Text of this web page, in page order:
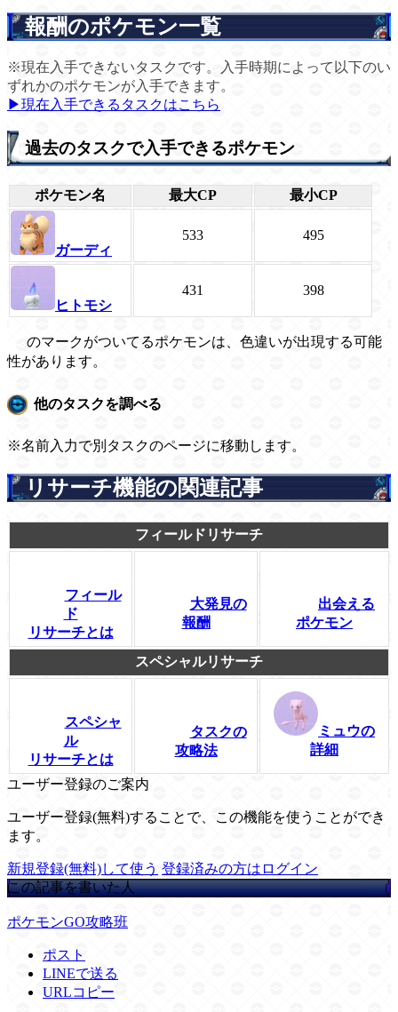
報酬のポケモン一覧
※現在入手できないタスクです。入手時期によって以下のい
ずれかのポケモンが入手できます。
▶現在入手できるタスクはこちら
過去のタスクで入手できるポケモン
ポケモン名 最大CP 最小CP
ガーディ
533 495
ヒトモシ
431 398
のマークがついてるポケモンは、色違いが出現する可能
性があります。
他のタスクを調べる
※名前入力で別タスクのページに移動します。
リサーチ機能の関連記事
フィールドリサーチ
フィール
ド
リサーチとは
大発見の
報酬
出会える
ポケモン
スペシャルリサーチ
スペシャ
ル
リサーチとは
タスクの
攻略法
ミュウの
詳細
ユーザー登録のご案内
ユーザー登録(無料)することで、この機能を使うことができ
ます。
新規登録(無料)して使う 登録済みの方はログイン
この記事を書いた人
ポケモンGO攻略班
ポスト
LINEで送る
URLコピー